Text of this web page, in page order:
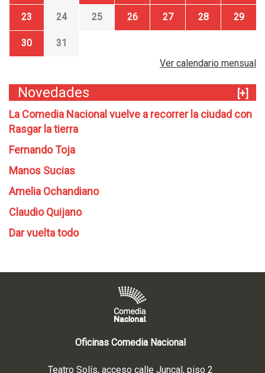
23 24 25 26 27 28 29
30
31
Ver calendario mensual
Novedades
[+]
La Comedia Nacional vuelve a recorrer la ciudad con
Rasgar la tierra
Fernando Toja
Manos Sucias
Amelia Ochandiano
Claudio Quijano
Dar vuelta todo
Oficinas Comedia Nacional
Teatro Solís, acceso calle Juncal, piso 2